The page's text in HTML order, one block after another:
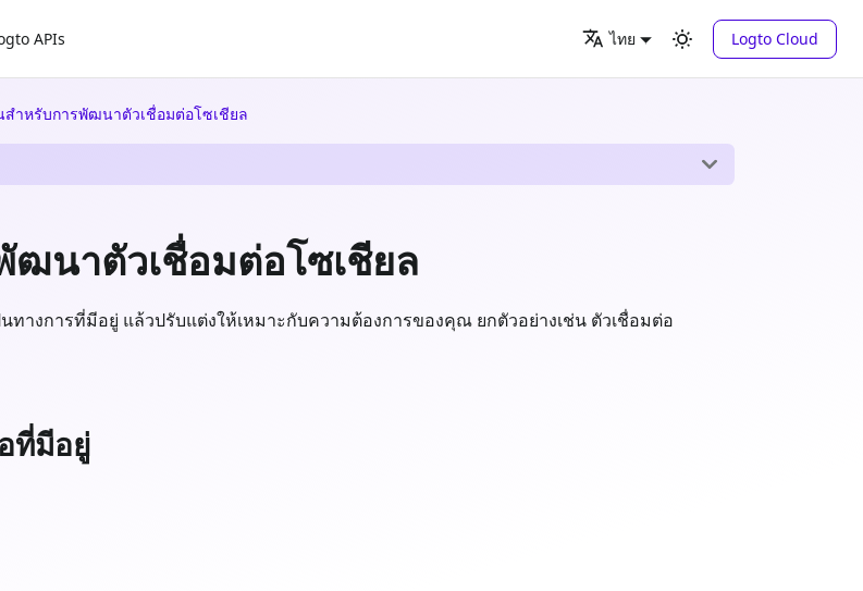
APIs ไทย Logto Cloud
ำหรับการพัฒนาตัวเชื่อมต่อโซเชียล
นาตัวเชื่อมต่อโซเชียล
างการที่มีอยู่ แล้วปรับแต่งให้เหมาะกับความต้องการของคุณ ยกตัวอย่างเช่น ตัวเชื่อมต่อ
ที่มีอยู่